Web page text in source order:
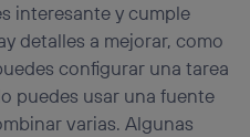
interesante y cumple
detalles a mejorar, como
configurar una tarea
puedes usar una fuente
varias. Algunas